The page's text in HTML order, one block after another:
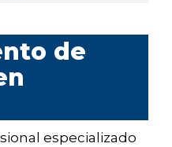
de
especializado